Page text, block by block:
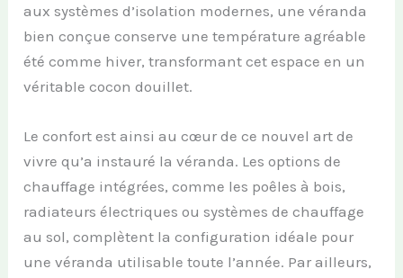
aux systèmes d’isolation modernes, une véranda
bien conçue conserve une température agréable
été comme hiver, transformant cet espace en un
véritable cocon douillet.
Le confort est ainsi au cœur de ce nouvel art de
vivre qu’a instauré la véranda. Les options de
chauffage intégrées, comme les poêles à bois,
radiateurs électriques ou systèmes de chauffage
au sol, complètent la configuration idéale pour
une véranda utilisable toute l’année. Par ailleurs,